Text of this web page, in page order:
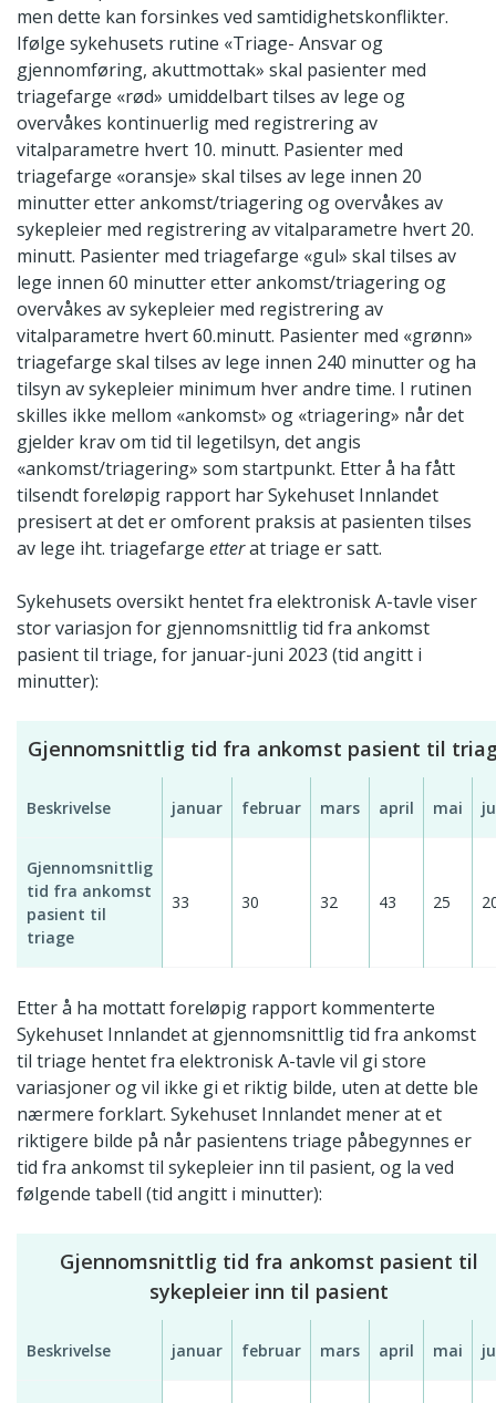
men dette kan forsinkes ved samtidighetskonflikter.
Ifølge sykehusets rutine «Triage- Ansvar og
gjennomføring, akuttmottak» skal pasienter med
triagefarge «rød» umiddelbart tilses av lege og
overvåkes kontinuerlig med registrering av
vitalparametre hvert 10. minutt. Pasienter med
triagefarge «oransje» skal tilses av lege innen 20
minutter etter ankomst/triagering og overvåkes av
sykepleier med registrering av vitalparametre hvert 20.
minutt. Pasienter med triagefarge «gul» skal tilses av
lege innen 60 minutter etter ankomst/triagering og
overvåkes av sykepleier med registrering av
vitalparametre hvert 60.minutt. Pasienter med «grønn»
triagefarge skal tilses av lege innen 240 minutter og ha
tilsyn av sykepleier minimum hver andre time. I rutinen
skilles ikke mellom «ankomst» og «triagering» når det
gjelder krav om tid til legetilsyn, det angis
«ankomst/triagering» som startpunkt. Etter å ha fått
tilsendt foreløpig rapport har Sykehuset Innlandet
presisert at det er omforent praksis at pasienten tilses
av lege iht. triagefarge etterat triage er satt.
Sykehusets oversikt hentet fra elektronisk A-tavle viser
stor variasjon for gjennomsnittlig tid fra ankomst
pasient til triage, for januar-juni 2023 (tid angitt i
minutter):
Gjennomsnittlig tid fra ankomst pasient til
Beskrivelse januar februar mars april mai
Gjennomsnittlig
tid fra ankomst
pasient til
triage
33 30 32 43 25
Etter å ha mottatt foreløpig rapport kommenterte
Sykehuset Innlandet at gjennomsnittlig tid fra ankomst
til triage hentet fra elektronisk A-tavle vil gi store
variasjoner og vil ikke gi et riktig bilde, uten at dette ble
nærmere forklart. Sykehuset Innlandet mener at et
riktigere bilde på når pasientens triage påbegynnes er
tid fra ankomst til sykepleier inn til pasient, og la ved
følgende tabell (tid angitt i minutter):
Gjennomsnittlig tid fra ankomst pasient til
sykepleier inn til pasient
Beskrivelse januar februar mars april mai